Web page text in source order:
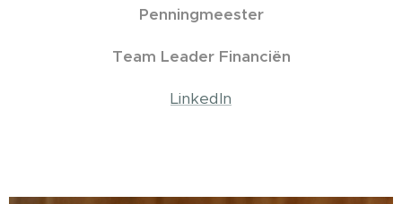
Penningmeester
Team Leader Financiën
LinkedIn